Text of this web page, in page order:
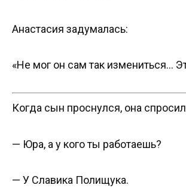
Анастасия задумалась:
«Не мог он сам так измениться…
Когда сын проснулся, она
— Юра, а у кого ты работаешь?
— У Славика Полищука.